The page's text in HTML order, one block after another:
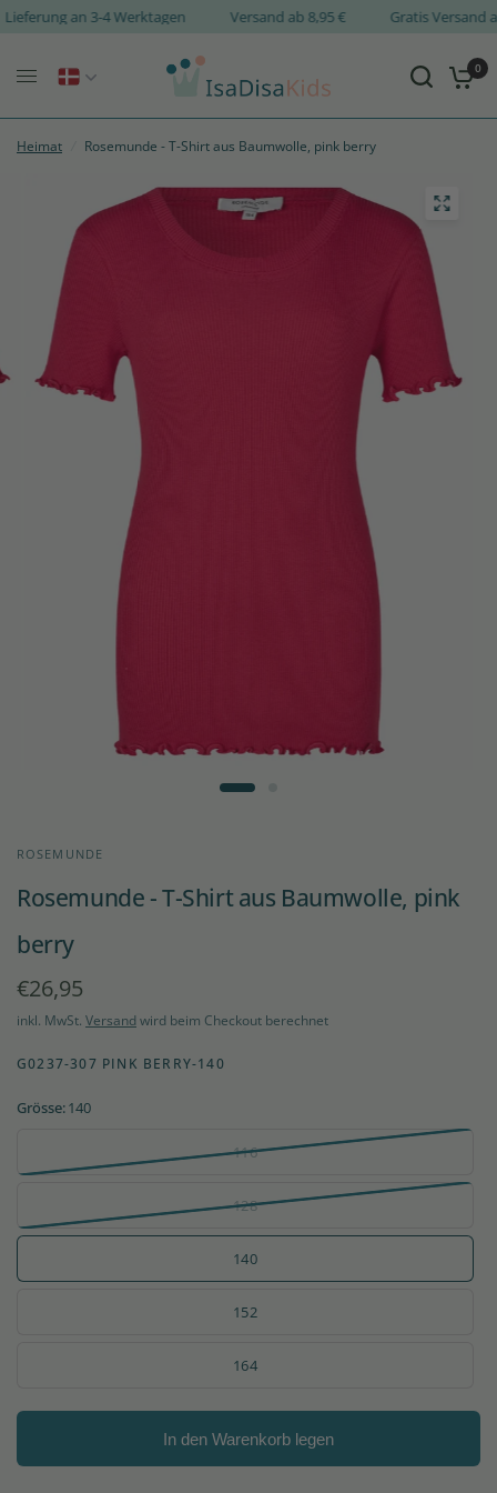
Lieferung an 3-4 Werktagen Versand ab 8,95 € Gratis
0
Heimat Rosemunde - T-Shirt aus Baumwolle, pink berry
ROSEMUNDE
Rosemunde - T-Shirt aus Baumwolle, pink
berry
€26,95
inkl. MwSt. Versand wird beim Checkout berechnet
G0237-307 PINK BERRY-140
Grösse:140
116
128
140
152
164
In den Warenkorb legen